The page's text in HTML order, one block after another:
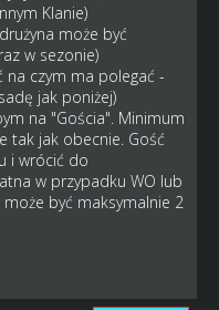
Klanie)
może być
w sezonie)
na czym ma polegać -
jak poniżej)
na "Gościa". Minimum
tak jak obecnie. Gość
i wrócić do
w przypadku WO lub
być maksymalnie 2